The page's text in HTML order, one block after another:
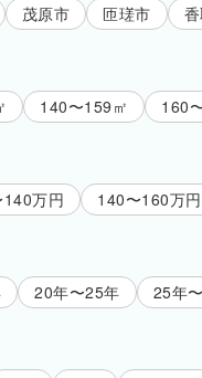
茂原市 匝瑳市
140〜159㎡ 160
万円 140〜160万円
20年〜25年 25年